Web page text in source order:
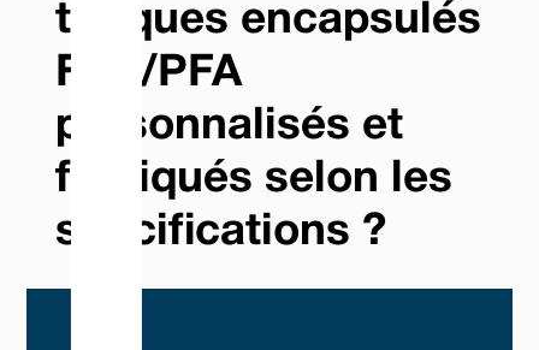
toriques encapsulés
FEP/PFA
personnalisés et
fabriqués selon les
spécifications ?